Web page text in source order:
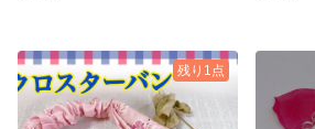
残り1点